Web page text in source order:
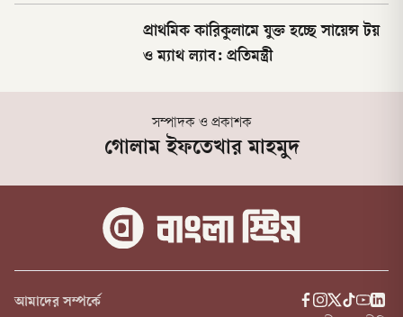
প্রাথমিক কারিকুলামে যুক্ত হচ্ছে সায়েন্স টয়
ও ম্যাথ ল্যাব: প্রতিমন্ত্রী
সম্পাদক ও প্রকাশক
গোলাম ইফতেখার মাহমুদ
আমাদের সম্পর্কে